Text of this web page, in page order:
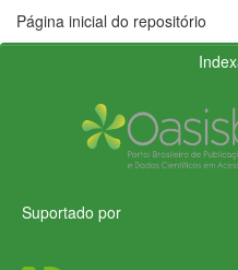
Página inicial do repositório
Suportado por